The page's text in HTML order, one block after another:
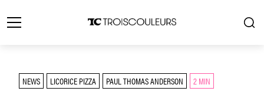
NEWS LICORICE PIZZA PAUL THOMAS ANDERSON 2 MIN